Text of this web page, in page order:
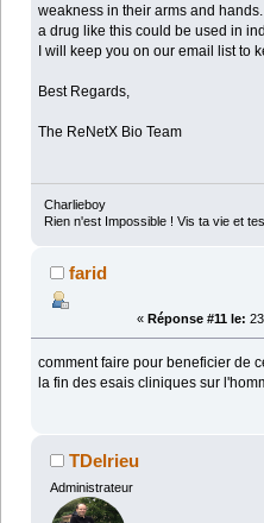
weakness in their arms and
a drug like this could be used in
I will keep you on our email list to
Best Regards,
The ReNetX Bio Team
Charlieboy
Rien n'est Impossible ! Vis ta vie et
farid
« Réponse #11 le:
comment faire pour beneficier de
la fin des esais cliniques sur
TDelrieu
Administrateur